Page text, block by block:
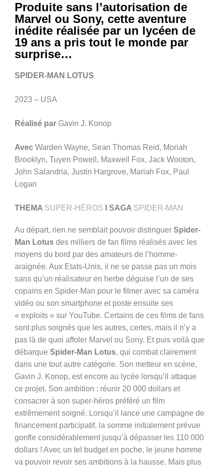
Produite sans l’autorisation de
Marvel ou Sony, cette aventure
inédite réalisée par un lycéen de
19 ans a pris tout le monde par
surprise…
SPIDER-MAN LOTUS
2023 – USA
Réalisé par Gavin J. Konop
Avec Warden Wayne, Sean Thomas Reid, Moriah
Brooklyn, Tuyen Powell, Maxwell Fox, Jack Wooton,
John Salandria, Justin Hargrove, Mariah Fox, Paul
Logan
THEMA SUPER-HÉROS I SAGA SPIDER-MAN
Au départ, rien ne semblait pouvoir distinguer Spider-
Man Lotus des milliers de fan films réalisés avec les
moyens du bord par des amateurs de l’homme-
araignée. Aux Etats-Unis, il ne se passe pas un mois
sans qu’un réalisateur en herbe déguise l’un de ses
copains en Spider-Man pour le filmer avec sa caméra
vidéo ou son smartphone et poste ensuite ses
« exploits » sur YouTube. Certains de ces films de fans
sont plus soignés que les autres, certes, mais il n’y a
pas là de quoi affoler Marvel ou Sony. Et puis voilà que
débarque Spider-Man Lotus, qui combat clairement
dans une tout autre catégorie. Son metteur en scène,
Gavin J. Konop, est encore au lycée lorsqu’il attaque
ce projet. Son ambition : réunir 20 000 dollars et
consacrer à son super-héros préféré un film
extrêmement soigné. Lorsqu’il lance une campagne de
financement participatif, la somme initialement prévue
gonfle considérablement jusqu’à dépasser les 110 000
dollars ! Avec un tel budget en poche, le jeune homme
va pouvoir revoir ses ambitions à la hausse. Mais plus